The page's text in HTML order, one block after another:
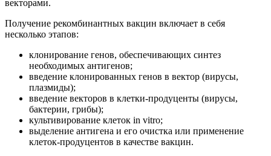
векторами.
Получение рекомбинантных вакцин включает в себя
несколько этапов:
клонирование генов, обеспечивающих синтез
необходимых антигенов;
введение клонированных генов в вектор (вирусы,
плазмиды);
введение векторов в клетки-продуценты (вирусы,
бактерии, грибы);
культивирование клеток in vitro;
выделение антигена и его очистка или применение
клеток-продуцентов в качестве вакцин.